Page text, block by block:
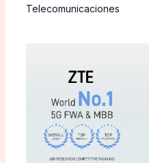
Telecomunicaciones